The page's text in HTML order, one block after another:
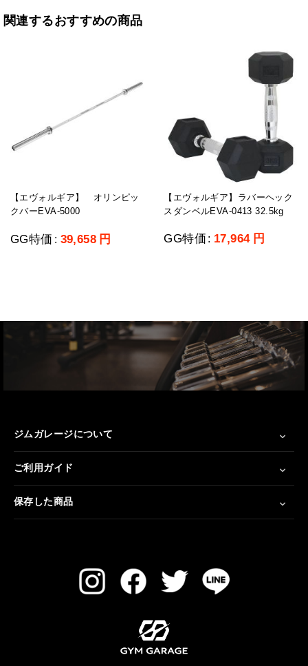
関連するおすすめの商品
【エヴォルギア】 オリンピッ
クバーEVA-5000
GG特価 : 39,658 円
【エヴォルギア】ラバーヘック
スダンベルEVA-0413 32.5kg
GG特価 : 17,964 円
ジムガレージについて
ご利用ガイド
保存した商品